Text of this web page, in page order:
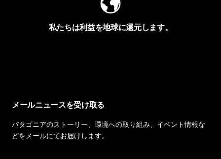
私たちは利益を地球に還元します。
メールニュースを受け取る
パタゴニアのストーリー、環境への取り組み、イベント情報な
どをメールにてお届けします。